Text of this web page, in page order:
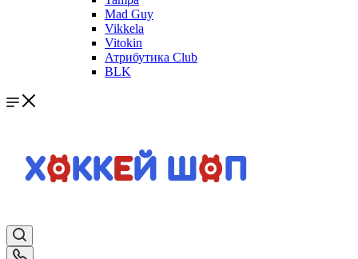
Mad Guy
Vikkela
Vitokin
Атрибутика Club
BLK